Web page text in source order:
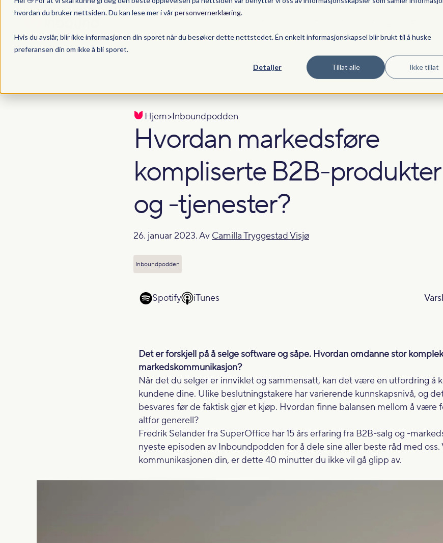
hvordan du bruker nettsiden. Du kan lese mer i vårpersonvernerklæring.
Hvis du avslår, blir ikke informasjonen din sporet når du besøker dette nettstedet. Én enkelt informasjonskapsel blir brukt til å huske
preferansen din om ikke å bli sporet.
Detaljer Tillat alle Ikke tillat
Hjem>Inboundpodden
Hvordan markedsføre
kompliserte B2B-produkter
og -tjenester?
26. januar 2023. Av Camilla Tryggestad Visjø
Inboundpodden
Spotify iTunes
Det er forskjell på å selge software og såpe. Hvordan omdanne stor
markedskommunikasjon?
Når det du selger er innviklet og sammensatt, kan det være en utfordring å
kundene dine. Ulike beslutningstakere har varierende kunnskapsnivå, og
besvares før de faktisk gjør et kjøp. Hvordan finne balansen mellom å være
altfor generell?
Fredrik Selander fra SuperOffice har 15 års erfaring fra B2B-salg og -
nyeste episoden av Inboundpodden for å dele sine aller beste råd med
kommunikasjonen din, er dette 40 minutter du ikke vil gå glipp av.